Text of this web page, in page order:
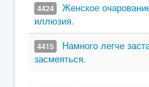
4424
Женское
иллюзия.
4415
Намного легче
засмеяться.